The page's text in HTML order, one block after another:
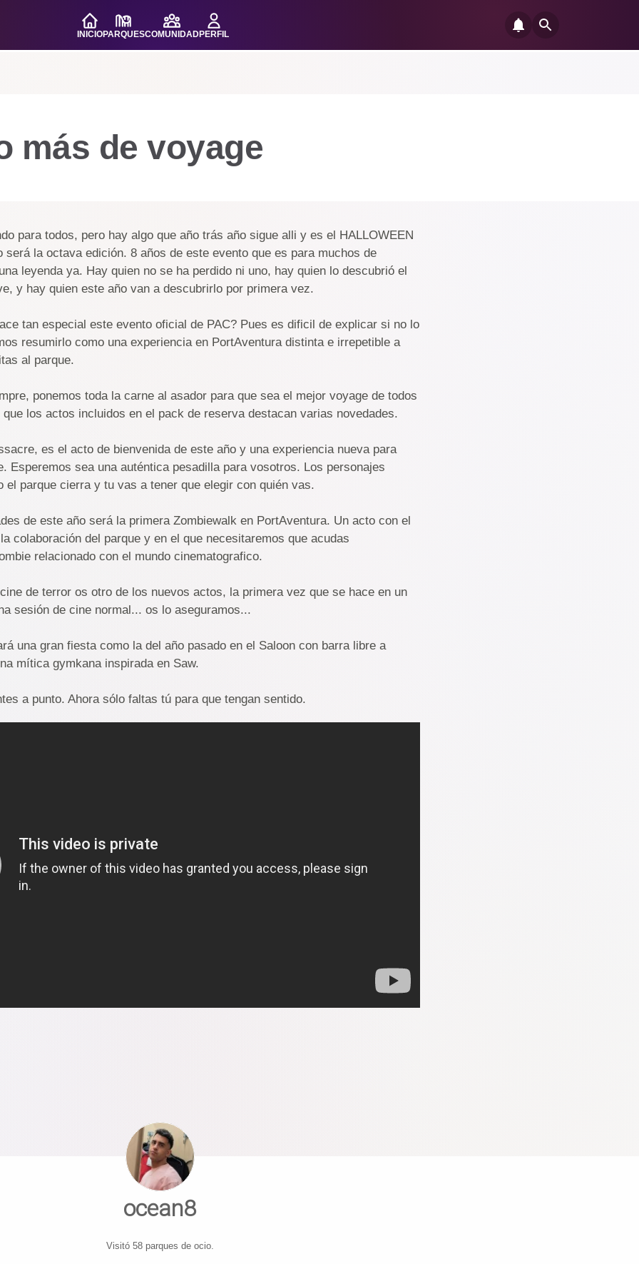
INICIOPARQUESCOMUNIDADPERFIL
más de voyage
para todos, pero hay algo que año trás año sigue alli y es el HALLOWEEN
será la octava edición. 8 años de este evento que es para muchos de
leyenda ya. Hay quien no se ha perdido ni uno, hay quien lo descubrió el
y hay quien este año van a descubrirlo por primera vez.
tan especial este evento oficial de PAC? Pues es dificil de explicar si no lo
resumirlo como una experiencia en PortAventura distinta e irrepetible a
al parque.
ponemos toda la carne al asador para que sea el mejor voyage de todos
los actos incluidos en el pack de reserva destacan varias novedades.
es el acto de bienvenida de este año y una experiencia nueva para
Esperemos sea una auténtica pesadilla para vosotros. Los personajes
el parque cierra y tu vas a tener que elegir con quién vas.
de este año será la primera Zombiewalk en PortAventura. Un acto con el
colaboración del parque y en el que necesitaremos que acudas
relacionado con el mundo cinematografico.
de terror os otro de los nuevos actos, la primera vez que se hace en un
sesión de cine normal... os lo aseguramos...
una gran fiesta como la del año pasado en el Saloon con barra libre a
mítica gymkana inspirada en Saw.
a punto. Ahora sólo faltas tú para que tengan sentido.
ocean8
Visitó 58 parques de ocio.